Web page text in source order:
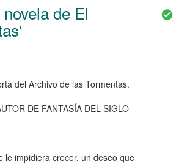
de El
del Archivo de las Tormentas.
DE FANTASÍA DEL SIGLO
le impidiera crecer, un deseo que